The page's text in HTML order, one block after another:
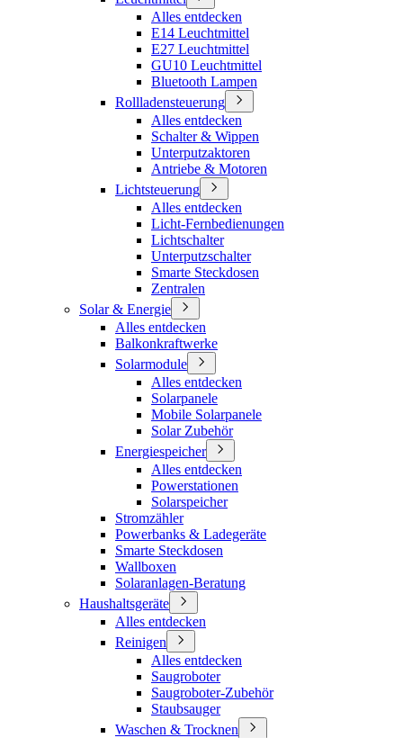
Alles entdecken
E14 Leuchtmittel
E27 Leuchtmittel
GU10 Leuchtmittel
Bluetooth Lampen
Rollladensteuerung
Alles entdecken
Schalter & Wippen
Unterputzaktoren
Antriebe & Motoren
Lichtsteuerung
Alles entdecken
Licht-Fernbedienungen
Lichtschalter
Unterputzschalter
Smarte Steckdosen
Zentralen
Solar & Energie
Alles entdecken
Balkonkraftwerke
Solarmodule
Alles entdecken
Solarpanele
Mobile Solarpanele
Solar Zubehör
Energiespeicher
Alles entdecken
Powerstationen
Solarspeicher
Stromzähler
Powerbanks & Ladegeräte
Smarte Steckdosen
Wallboxen
Solaranlagen-Beratung
Haushaltsgeräte
Alles entdecken
Reinigen
Alles entdecken
Saugroboter
Saugroboter-Zubehör
Staubsauger
Waschen & Trocknen